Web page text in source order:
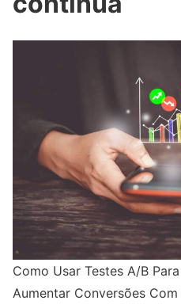
Como Usar Testes A/B
Aumentar Conversões